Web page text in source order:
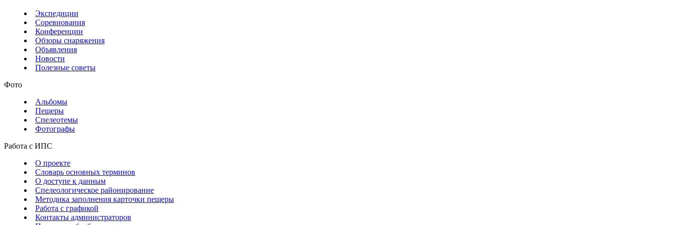
Экспедиции
Соревнования
Конференции
Обзоры снаряжения
Объявления
Новости
Полезные советы
Фото
Альбомы
Пещеры
Спелеотемы
Фотографы
Работа с ИПС
О проекте
Словарь основных терминов
О доступе к данным
Спелеологическое районирование
Методика заполнения карточки пещеры
Работа с графикой
Контакты администраторов